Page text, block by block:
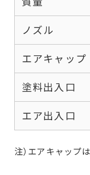
ノズル
エアキャップ
塗料出入口
エア出入口
注）エアキャップ